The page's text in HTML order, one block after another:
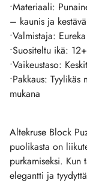
•Materiaali:
– kaunis ja
•Valmistaja:
•Suositeltu ikä: 12+
•Vaikeustaso:
•Pakkaus:
mukana
Altekruse Block
puolikasta on
purkamiseksi.
elegantti ja